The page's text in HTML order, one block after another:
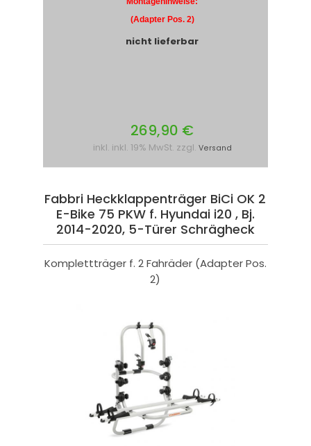
(Adapter Pos. 2)
nicht lieferbar
269,90 €
inkl. inkl. 19% MwSt. zzgl. Versand
Fabbri Heckklappenträger BiCi OK 2
E-Bike 75 PKW f. Hyundai i20 , Bj.
2014-2020, 5-Türer Schrägheck
Komplettträger f. 2 Fahräder (Adapter Pos.
2)